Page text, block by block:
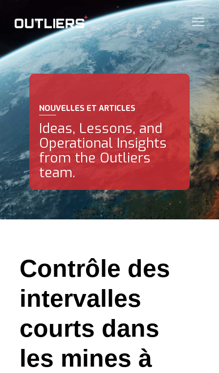
NOUVELLES ET ARTICLES
Ideas, Lessons, and
Operational Insights
from the Outliers
team.
Contrôle des
intervalles
courts dans
les mines à